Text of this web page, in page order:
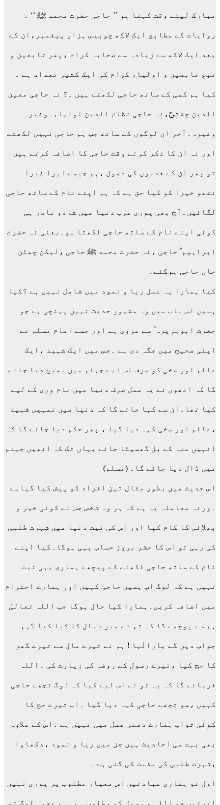
مبارک لیتے وقت کہتا ہو ’’ حاجی حضرت محمد ﷺ ‘‘ ۔
روایات کے مطابق ایک لاکھ چوبیس ہزار پیغمبر،ان کے
بعد ایک لاکھ سے زیادہ سے صحابہ کرام ،پھر تابعین و
تبع تابعین و اولیاء کرام کی ایک کثیر تعداد ہے ۔
کیا ہم کسی کے ساتھ حاجی لکھتے ہیں ۔؟ نہ حاجی معین
الدین چشتیؒ،نہ حاجی نظام الدین اولیاء۔وغیرہ
وغیرہ۔آخر ان لوگوں کے ساتھ جب ہم حاجی نہیں لکھتے
اور نہ ان کا ذکر کرتے وقت حاجی کا اضافہ کرتے ہیں
تو پھر ان کے قدموں کی دھول ،ہم جیسے ایرا غیرا
نتھو خیرا کو کیا حق ہے کہ ہم اپنے نام کے ساتھ حاجی
لگائیں۔آج بھی پوری عرب دنیا میں شاذو نادر ہی
کوئی اپنے نام کے ساتھ حاجی لکھتا ہو۔یعنی نہ حضرت
ابراہیم ؑ حاجی ،نہ حضرت محمد ﷺ حاجی ،لیکن چھٹن
خاں حاجی ہوگئے۔
کیا ہمارا یہ عمل ریا و نمود میں شامل نہیں ہے ؟کیا
ہمیں اس باب میں وہ مشہور حدیث نہیں پہنچی ہے جو
حضرت ابوہریرہ ؓ سے مروی ہے اور جسے امام مسلم نے
اپنی صحیح میں جگہ دی ہے ۔جس میں ایک شہید ،ایک
عالم اور سخی کو صرف اس لیے جہنم میں بھیج دیا جائے
گا کہ انھوں نے یہ عمل صرف دنیا میں نام وری کے لیے
کیا تھا۔ان سے کہا جائے گا کہ دنیا میں تمہیں شہید
،عالم اور سخی کہہ دیا گیا ، پھر حکم دیا جائے گا کہ
انہیں منہ کے بل گھسیٹا جائے یہاں تک کہ انھیں جہنم
میں ڈال دیا جائے گا۔ (مسلم)
اس حدیث میں بطور مثال تین افراد کو پیش کیا گیاہے
۔ورنہ معاملہ یہ ہے کہ ہر وہ شخص جس نے کوئی خیر و
بھلائی کا کام کیا اور اس کی نیت دنیا میں شہرت طلبی
کی رہی تو اس کا حشر بروز حساب یہی ہوگا۔کیا اپنے
نام کے ساتھ حاجی لکھنے کے پیچھے ہماری یہی نیت
نہیں ہے کہ لوگ اب ہمیں حاجی کہیں اور ہمارے احترام
میں اضافہ کریں۔ہمارا کیا حال ہوگا جب اللہ تعالیٰ
ہم سے پوچھے گا کہ تم نے میرے مال کا کیا کیا ؟ہم
جواب دیں گے بارالٰہا ! ہم نے تیرے مال سے تیرے گھر
کا حج کیا ،تیرے رسول کے روضہ کی زیارت کی ۔اللہ
فرمائے گا کہ یہ تو نے اس لیے کیا کہ لوگ تجھے حاجی
کہیں ،سو تجھے حاجی کہہ دیا گیا ۔اب تیرے حج کا
کوئی ثواب ہمارے دفتر عمل میں نہیں ہے ۔اس کے علاوہ
بھی بہت سی احادیث ہیں جن میں ریا و نمود ،دکھاوا
،شہرت طلبی کی مذمت کی گئی ہے ۔
اول تو ہماری عبادتیں اس معیار مطلوب پر پوری نہیں
اترتیں جو اللہ و رسول کو مطلوب ہے ۔ہم عجمی لوگ تو